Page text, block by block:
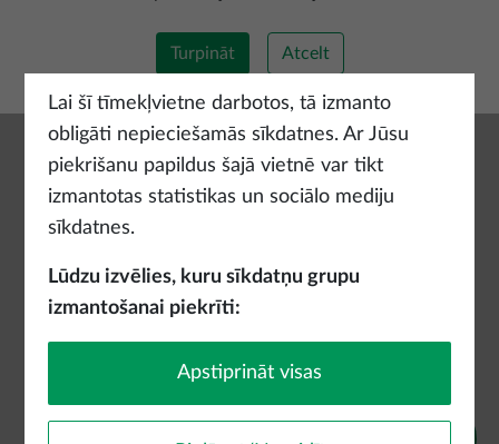
Turpināt Atcelt
Lai šī tīmekļvietne darbotos, tā izmanto
obligāti nepieciešamās sīkdatnes. Ar Jūsu
piekrišanu papildus šajā vietnē var tikt
izmantotas statistikas un sociālo mediju
sīkdatnes.
Lūdzu izvēlies, kuru sīkdatņu grupu
izmantošanai piekrīti:
Apstiprināt visas